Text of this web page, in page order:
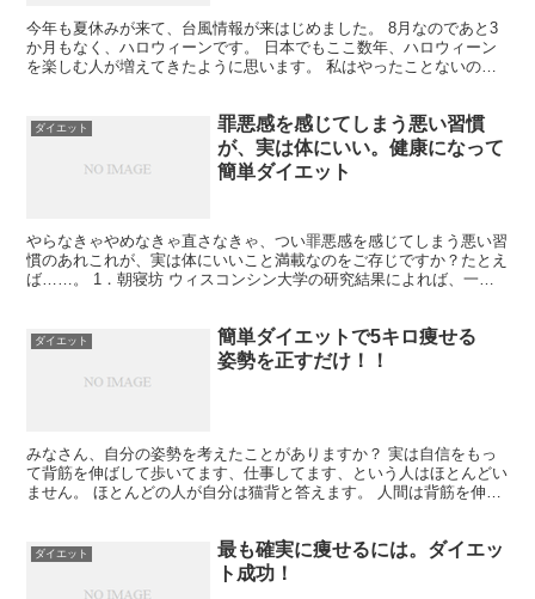
今年も夏休みが来て、台風情報が来はじめました。 8月なのであと3
か月もなく、ハロウィーンです。 日本でもここ数年、ハロウィーン
を楽しむ人が増えてきたように思います。 私はやったことないので
ダイエット
罪悪感を感じてしまう悪い習慣
が、実は体にいい。健康になって
簡単ダイエット
やらなきゃやめなきゃ直さなきゃ、つい罪悪感を感じてしまう悪い習
慣のあれこれが、実は体にいいこと満載なのをご存じですか？たとえ
ば……。 1．朝寝坊 ウィスコンシン大学の研究結果によれば、一日
ダイエット
簡単ダイエットで5キロ痩せる
姿勢を正すだけ！！
みなさん、自分の姿勢を考えたことがありますか？ 実は自信をもっ
て背筋を伸ばして歩いてます、仕事してます、という人はほとんどい
ません。 ほとんどの人が自分は猫背と答えます。 人間は背筋を伸ば
ダイエット
最も確実に痩せるには。ダイエッ
ト成功！